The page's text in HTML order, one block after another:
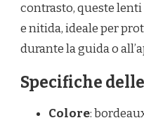
contrasto, queste
e nitida, ideale per
durante la guida o
Specifiche
Colore: